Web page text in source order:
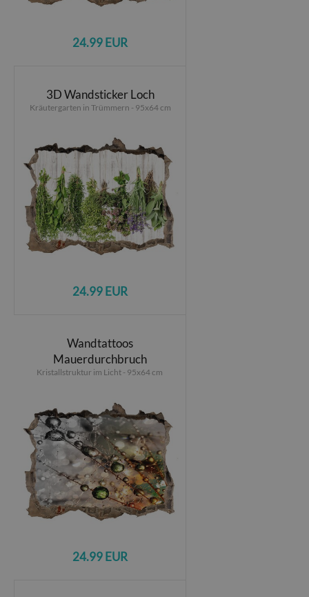
24.99 EUR
3D Wandsticker Loch
Kräutergarten in Trümmern - 95x64 cm
24.99 EUR
Wandtattoos
Mauerdurchbruch
Kristallstruktur im Licht - 95x64 cm
24.99 EUR